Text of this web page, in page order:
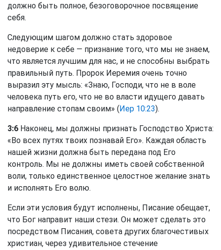
должно быть полное, безоговорочное посвящение
себя.
Следующим шагом должно стать здоровое
недоверие к себе — признание того, что мы не знаем,
что является лучшим для нас, и не способны выбрать
правильный путь. Пророк Иеремия очень точно
выразил эту мысль: «Знаю, Господи, что не в воле
человека путь его, что не во власти идущего давать
направление стопам своим» (Иер 10:23).
3:6 Наконец, мы должны признать Господство Христа:
«Во всех путях твоих познавай Его». Каждая область
нашей жизни должна быть передана под Его
контроль. Мы не должны иметь своей собственной
воли, только единственное целостное желание знать
и исполнять Его волю.
Если эти условия будут исполнены, Писание обещает,
что Бог направит наши стези. Он может сделать это
посредством Писания, совета других благочестивых
христиан, через удивительное стечение